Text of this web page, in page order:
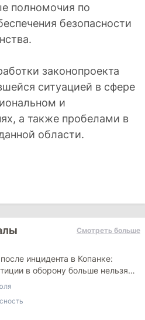
полномочия по
безопасности
законопроекта
ситуацией в сфере
и
а также пробелами в
области.
Смотреть больше
инцидента в Копанке:
в оборону больше нельзя